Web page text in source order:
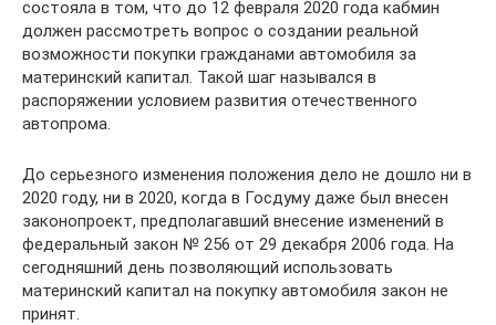
состояла в том, что до 12 февраля 2020 года кабмин
должен рассмотреть вопрос о создании реальной
возможности покупки гражданами автомобиля за
материнский капитал. Такой шаг назывался в
распоряжении условием развития отечественного
автопрома.
До серьезного изменения положения дело не дошло ни в
2020 году, ни в 2020, когда в Госдуму даже был внесен
законопроект, предполагавший внесение изменений в
федеральный закон № 256 от 29 декабря 2006 года. На
сегодняшний день позволяющий использовать
материнский капитал на покупку автомобиля закон не
принят.